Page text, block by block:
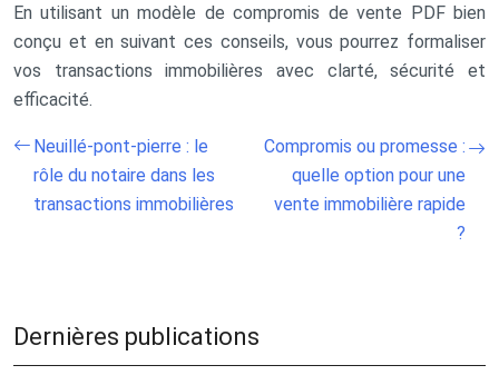
En utilisant un modèle de compromis de vente PDF bien
conçu et en suivant ces conseils, vous pourrez formaliser
vos transactions immobilières avec clarté, sécurité et
efficacité.
Neuillé-pont-pierre : le
rôle du notaire dans les
transactions immobilières
Compromis ou promesse :
quelle option pour une
vente immobilière rapide
?
Dernières publications